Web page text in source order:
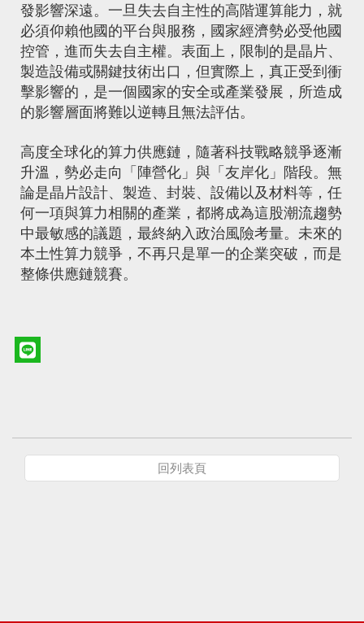
發影響深遠。一旦失去自主性的高階運算能力，就
必須仰賴他國的平台與服務，國家經濟勢必受他國
控管，進而失去自主權。表面上，限制的是晶片、
製造設備或關鍵技術出口，但實際上，真正受到衝
擊影響的，是一個國家的安全或產業發展，所造成
的影響層面將難以逆轉且無法評估。
高度全球化的算力供應鏈，隨著科技戰略競爭逐漸
升溫，勢必走向「陣營化」與「友岸化」階段。無
論是晶片設計、製造、封裝、設備以及材料等，任
何一項與算力相關的產業，都將成為這股潮流趨勢
中最敏感的議題，最終納入政治風險考量。未來的
本土性算力競爭，不再只是單一的企業突破，而是
整條供應鏈競賽。
回列表頁